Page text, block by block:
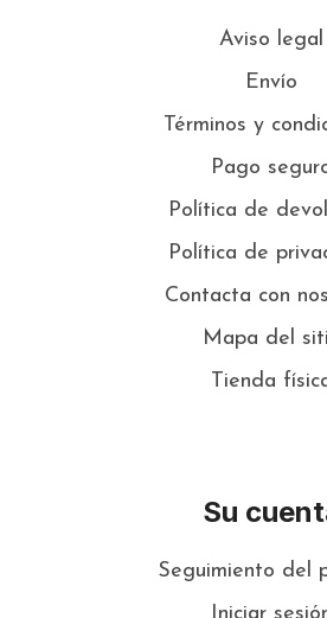
Aviso legal
Envío
Términos y
Pago
Política de
Política de
Contacta con
Mapa del
Tienda
Su
Seguimiento del